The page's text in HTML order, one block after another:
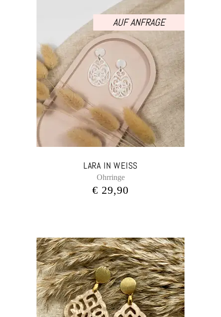
AUF ANFRAGE
LARA IN WEISS
Ohrringe
€ 29,90